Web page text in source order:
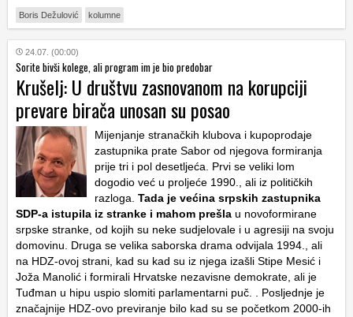
Boris Dežulović kolumne
24.07. (00:00)
Sorite bivši kolege, ali program im je bio predobar
Krušelj: U društvu zasnovanom na korupciji
prevare birača unosan su posao
Mijenjanje stranačkih klubova i kupoprodaje
zastupnika prate Sabor od njegova formiranja
prije tri i pol desetljeća. Prvi se veliki lom
dogodio već u proljeće 1990., ali iz političkih
razloga. Tada je većina srpskih zastupnika
SDP-a istupila iz stranke i mahom prešla u novoformirane
srpske stranke, od kojih su neke sudjelovale i u agresiji na svoju
domovinu. Druga se velika saborska drama odvijala 1994., ali
na HDZ-ovoj strani, kad su kad su iz njega izašli Stipe Mesić i
Joža Manolić i formirali Hrvatske nezavisne demokrate, ali je
Tuđman u hipu uspio slomiti parlamentarni puč. . Posljednje je
značajnije HDZ-ovo previranje bilo kad su se početkom 2000-ih